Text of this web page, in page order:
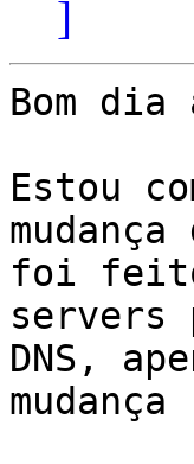
]
Bom dia
Estou
foi feito
servers
DNS,